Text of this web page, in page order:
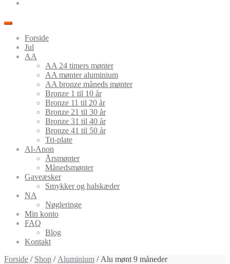
Forside
Jul
AA
AA 24 timers mønter
AA mønter aluminium
AA bronze måneds mønter
Bronze 1 til 10 år
Bronze 11 til 20 år
Bronze 21 til 30 år
Bronze 31 til 40 år
Bronze 41 til 50 år
Tri-plate
Al-Anon
Årsmønter
Månedsmønter
Gaveæsker
Smykker og halskæder
NA
Nøgleringe
Min konto
FAQ
Blog
Kontakt
Forside / Shop / Aluminium / Alu mønt 9 måneder